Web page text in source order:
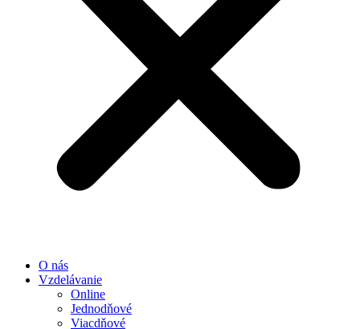
O nás
Vzdelávanie
Online
Jednodňové
Viacdňové